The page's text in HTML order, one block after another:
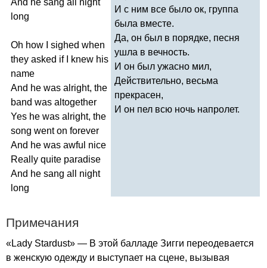
long
Oh how sighed when
they asked if knew his
name
And he was alright, the
band was altogether
Yes he was alright, the
song went on forever
And he was awful nice
Really quite paradise
And he sang all
night
long
И с ним все было ок, группа
была вместе.
Да, он был в порядке, песня
ушла в вечность.
И он был ужасно мил,
Действительно, весьма
прекрасен,
И он пел всю ночь напролет.
Примечания
«Lady Stardust» — В этой балладе Зигги переодевается
в женскую одежду и выступает на сцене, вызывая